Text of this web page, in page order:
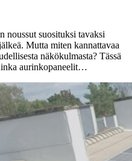
noussut suosituksi tavaksi
Mutta miten kannattavaa
näkökulmasta? Tässä
aurinkopaneelit…